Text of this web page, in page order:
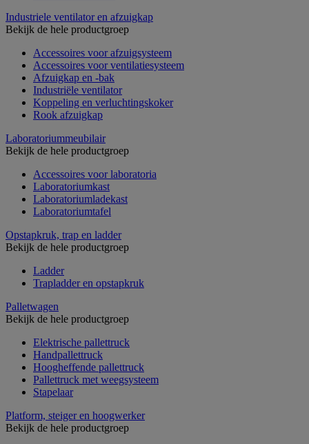
Industriele ventilator en afzuigkap
Bekijk de hele productgroep
Accessoires voor afzuigsysteem
Accessoires voor ventilatiesysteem
Afzuigkap en -bak
Industriële ventilator
Koppeling en verluchtingskoker
Rook afzuigkap
Laboratoriummeubilair
Bekijk de hele productgroep
Accessoires voor laboratoria
Laboratoriumkast
Laboratoriumladekast
Laboratoriumtafel
Opstapkruk, trap en ladder
Bekijk de hele productgroep
Ladder
Trapladder en opstapkruk
Palletwagen
Bekijk de hele productgroep
Elektrische pallettruck
Handpallettruck
Hoogheffende pallettruck
Pallettruck met weegsysteem
Stapelaar
Platform, steiger en hoogwerker
Bekijk de hele productgroep